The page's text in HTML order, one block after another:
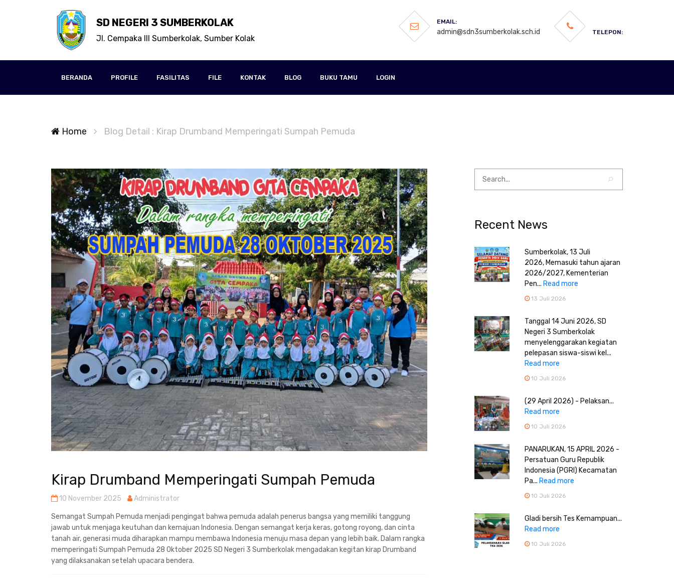
SD NEGERI 3 SUMBERKOLAK
Jl. Cempaka III Sumberkolak, Sumber Kolak
EMAIL:
admin@sdn3sumberkolak.sch.id TELEPON:
BERANDA PROFILE FASILITAS FILE KONTAK BLOG BUKU TAMU LOGIN
Home Blog Detail : Kirap Drumband Memperingati Sumpah Pemuda
Kirap Drumband Memperingati Sumpah Pemuda
10 November 2025 Administrator
Semangat Sumpah Pemuda menjadi pengingat bahwa pemuda adalah penerus bangsa yang memiliki tanggung
jawab untuk menjaga keutuhan dan kemajuan Indonesia. Dengan semangat kerja keras, gotong royong, dan cinta
tanah air, generasi muda diharapkan mampu membawa Indonesia menuju masa depan yang lebih baik. Dalam rangka
memperingati Sumpah Pemuda 28 Oktober 2025 SD Negeri 3 Sumberkolak mengadakan kegitan kirap Drumband
yang dilaksanakan setelah upacara bendera.
Recent News
Sumberkolak, 13 Juli
2026, Memasuki tahun ajaran
2026/2027, Kementerian
Pen... Read more
13 Juli 2026
Tanggal 14 Juni 2026, SD
Negeri 3 Sumberkolak
menyelenggarakan kegiatan
pelepasan siswa-siswi kel...
Read more
10 Juli 2026
(29 April 2026) - Pelaksan...
Read more
10 Juli 2026
PANARUKAN, 15 APRIL 2026 -
Persatuan Guru Republik
Indonesia (PGRI) Kecamatan
Pa... Read more
10 Juli 2026
Gladi bersih Tes Kemampuan...
Read more
10 Juli 2026